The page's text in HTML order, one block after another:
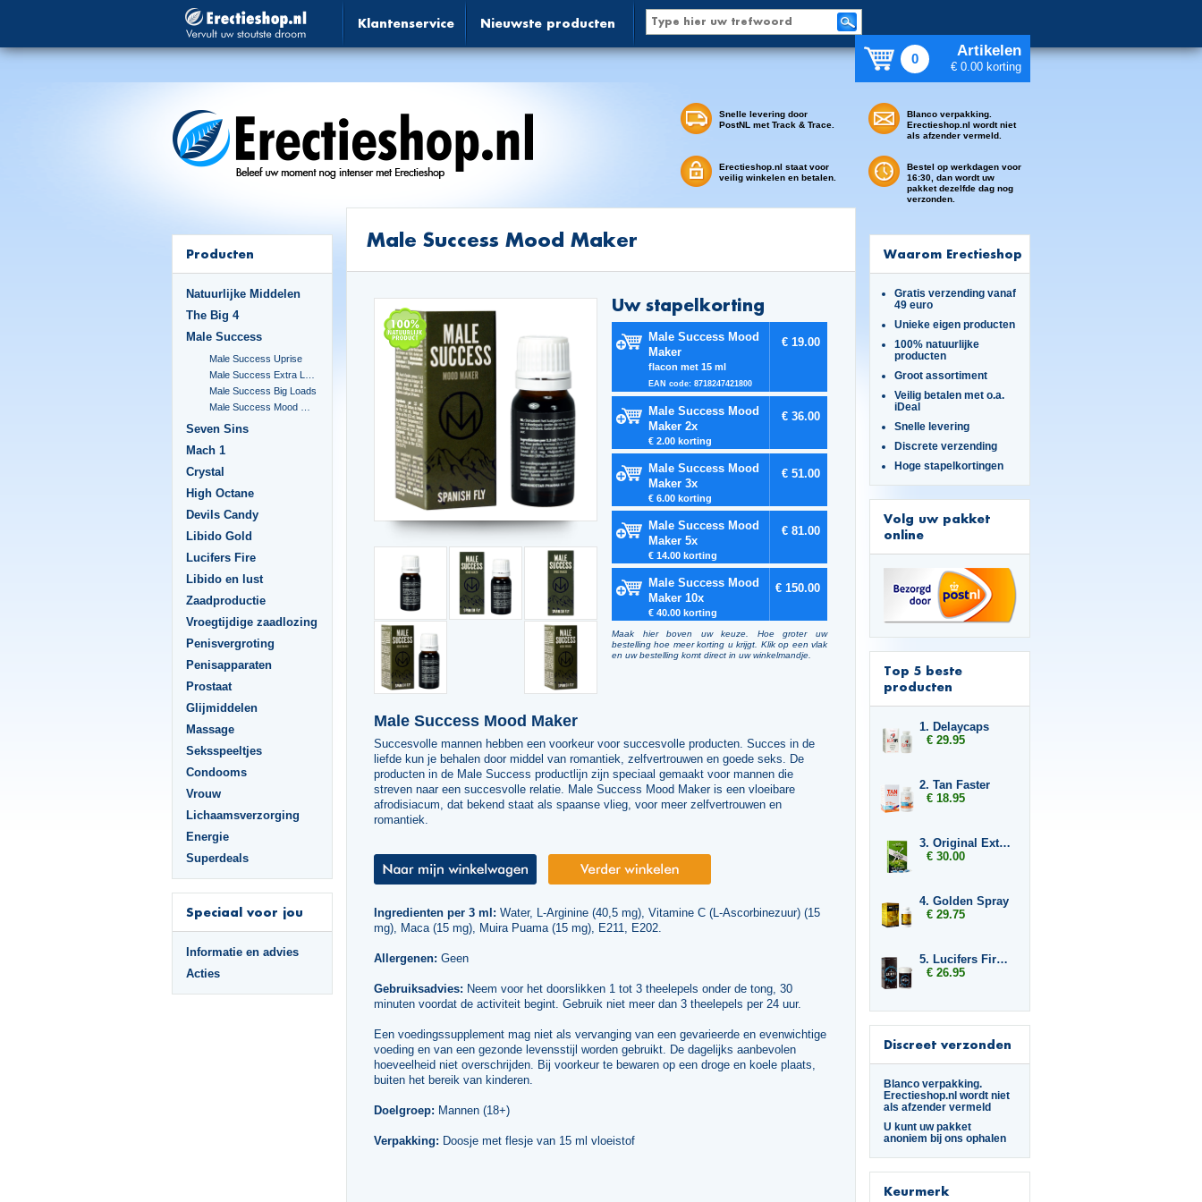
Klantenservice Nieuwste producten
0 Artikelen
€ 0.00 korting
Snelle levering door
PostNL met Track & Trace.
Erectieshop.nl staat voor
veilig winkelen en betalen.
Blanco verpakking.
Erectieshop.nl wordt niet
als afzender vermeld.
Bestel op werkdagen voor
16:30, dan wordt uw
pakket dezelfde dag nog
verzonden.
Producten
Natuurlijke Middelen
The Big 4
Male Success
Male Success Uprise
Male Success Big Loads
Seven Sins
Mach 1
Crystal
High Octane
Devils Candy
Libido Gold
Lucifers Fire
Libido en lust
Zaadproductie
Vroegtijdige zaadlozing
Penisvergroting
Penisapparaten
Prostaat
Glijmiddelen
Massage
Seksspeeltjes
Condooms
Vrouw
Lichaamsverzorging
Energie
Superdeals
Speciaal voor jou
Informatie en advies
Acties
Male Success Mood Maker
Uw stapelkorting
Male Success Mood
Maker
flacon met 15 ml
EAN code: 8718247421800
€ 19.00
Male Success Mood
Maker 2x
€ 2.00 korting
€ 36.00
Male Success Mood
Maker 3x
€ 6.00 korting
€ 51.00
Male Success Mood
Maker 5x
€ 14.00 korting
€ 81.00
Male Success Mood
Maker 10x
€ 40.00 korting
€ 150.00
Maak hier boven uw keuze. Hoe groter uw
bestelling hoe meer korting u krijgt. Klik op een vlak
en uw bestelling komt direct in uw winkelmandje.
Male Success Mood Maker
Succesvolle mannen hebben een voorkeur voor succesvolle producten. Succes in de
liefde kun je behalen door middel van romantiek, zelfvertrouwen en goede seks. De
producten in de Male Success productlijn zijn speciaal gemaakt voor mannen die
streven naar een succesvolle relatie. Male Success Mood Maker is een vloeibare
afrodisiacum, dat bekend staat als spaanse vlieg, voor meer zelfvertrouwen en
romantiek.
Ingredienten per 3 ml: Water, L-Arginine (40,5 mg), Vitamine C (L-Ascorbinezuur) (15
mg), Maca (15 mg), Muira Puama (15 mg), E211, E202.
Allergenen: Geen
Gebruiksadvies: Neem voor het doorslikken 1 tot 3 theelepels onder de tong, 30
minuten voordat de activiteit begint. Gebruik niet meer dan 3 theelepels per 24 uur.
Een voedingssupplement mag niet als vervanging van een gevarieerde en evenwichtige
voeding en van een gezonde levensstijl worden gebruikt. De dagelijks aanbevolen
hoeveelheid niet overschrijden. Bij voorkeur te bewaren op een droge en koele plaats,
buiten het bereik van kinderen.
Doelgroep: Mannen (18+)
Verpakking: Doosje met flesje van 15 ml vloeistof
Waarom Erectieshop
Gratis verzending vanaf
49 euro
Unieke eigen producten
100% natuurlijke
producten
Groot assortiment
Veilig betalen met o.a.
iDeal
Snelle levering
Discrete verzending
Hoge stapelkortingen
Volg uw pakket
online
Top 5 beste
producten
1. Delaycaps
€ 29.95
2. Tan Faster
€ 18.95
3. Original Extreme
€ 30.00
4. Golden Spray
€ 29.75
5. Lucifers Fire Libido Lust Capsules
€ 26.95
Discreet verzonden
Blanco verpakking.
Erectieshop.nl wordt niet
als afzender vermeld
U kunt uw pakket
anoniem bij ons ophalen
Keurmerk